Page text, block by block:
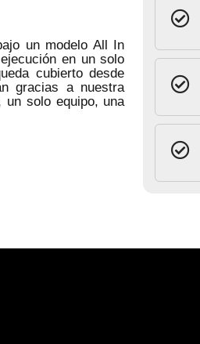
un modelo All In
en un solo
cubierto desde
gracias a nuestra
un solo equipo, una